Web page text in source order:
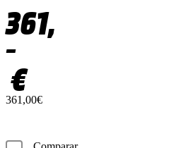
361,
–
€
361,00€